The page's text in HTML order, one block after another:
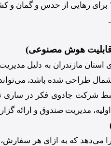
برای رهایی از حدس و گمان و
قابلیت هوش مصنوعی)
مازندران به دلیل
شمال طراحی شده باشد،
جادوی فکر در ساری
مدیریت صندوق و ارائه
می‌دهد که به ازای هر سفارش،